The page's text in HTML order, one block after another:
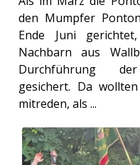
den Mumpfer
Ende Juni
Nachbarn aus
Durchführung der
gesichert. Da
mitreden, als ...